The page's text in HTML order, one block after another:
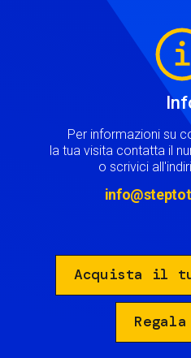
Per informazioni su
la tua visita contatta il
o scrivici
Acquista il
Regala